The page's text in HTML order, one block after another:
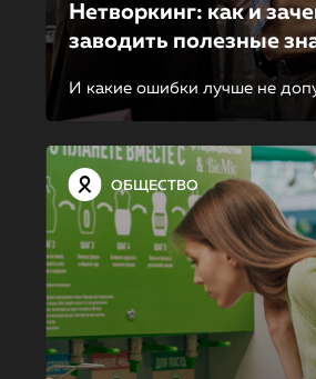
Нетворкинг: как и
заводить полезные
И какие ошибки лучше не
ОБЩЕСТВО